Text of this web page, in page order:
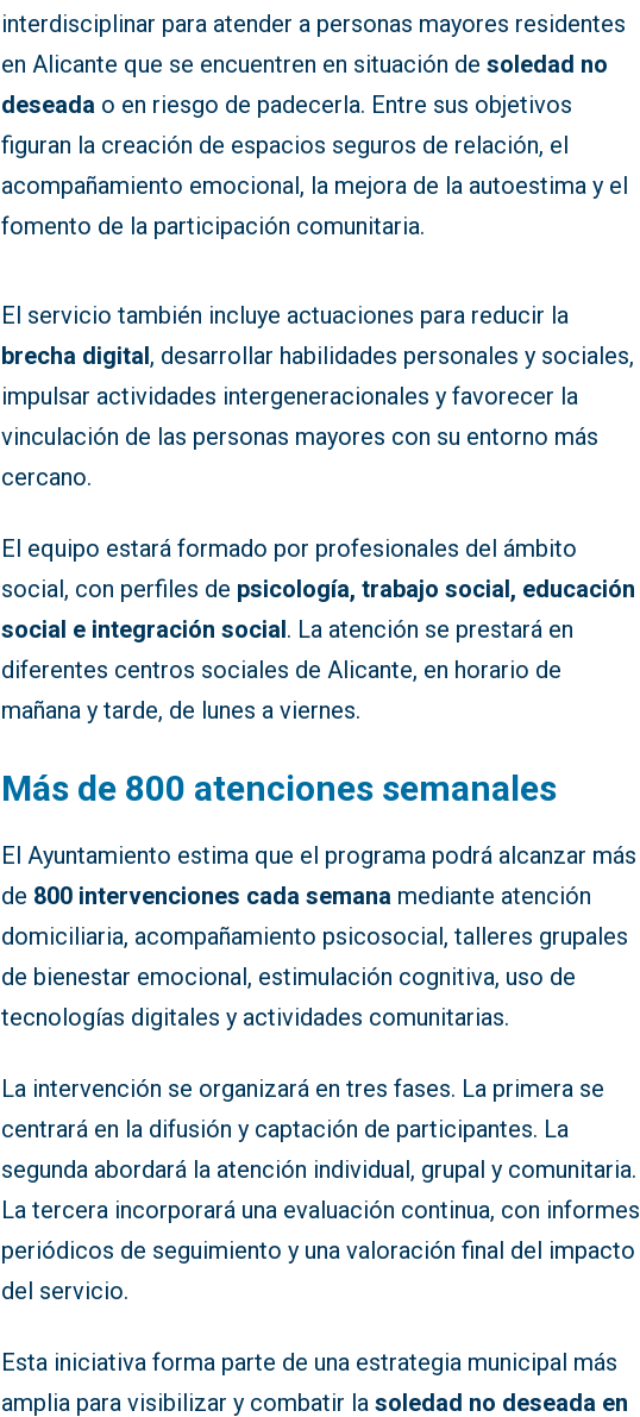
interdisciplinar para atender a personas mayores residentes
en Alicante que se encuentren en situación desoledad no
deseada o en riesgo de padecerla. Entre sus objetivos
figuran la creación de espacios seguros de relación, el
acompañamiento emocional, la mejora de la autoestima y el
fomento de la participación comunitaria.
El servicio también incluye actuaciones para reducir la
brecha digital, desarrollar habilidades personales y sociales,
impulsar actividades intergeneracionales y favorecer la
vinculación de las personas mayores con su entorno más
cercano.
El equipo estará formado por profesionales del ámbito
social, con perfiles de psicología, trabajo social, educación
social e integración social. La atención se prestará en
diferentes centros sociales de Alicante, en horario de
mañana y tarde, de lunes a viernes.
Más de 800 atenciones semanales
El Ayuntamiento estima que el programa podrá alcanzar más
de 800 intervenciones cada semana mediante atención
domiciliaria, acompañamiento psicosocial, talleres grupales
de bienestar emocional, estimulación cognitiva, uso de
tecnologías digitales y actividades comunitarias.
La intervención se organizará en tres fases. La primera se
centrará en la difusión y captación de participantes. La
segunda abordará la atención individual, grupal y comunitaria.
La tercera incorporará una evaluación continua, con informes
periódicos de seguimiento y una valoración final del impacto
del servicio.
Esta iniciativa forma parte de una estrategia municipal más
amplia para visibilizar y combatir lasoledad no deseada en